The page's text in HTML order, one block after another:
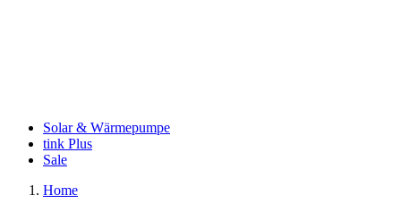
Solar & Wärmepumpe
tink Plus
Sale
Home